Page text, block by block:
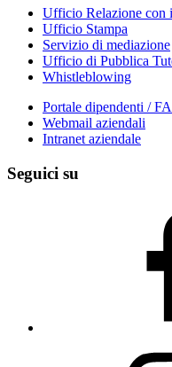
Ufficio Relazione con
Ufficio Stampa
Servizio di mediazione
Ufficio di Pubblica
Whistleblowing
Portale dipendenti /
Webmail aziendali
Intranet aziendale
Seguici su